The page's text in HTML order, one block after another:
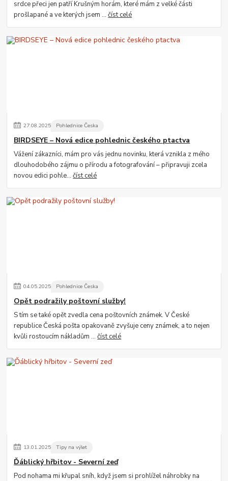
srdce přeci jen patří Krušným horám, které mám z velké části
prošlapané a ve kterých jsem ...číst celé
27.08.2025 Pohlednice Česka
BIRDSEYE – Nová edice pohlednic českého ptactva
Vážení zákazníci, mám pro vás jednu novinku, která vznikla z mého
dlouhodobého zájmu o přírodu a fotografování – připravuji zcela
novou edici pohle...číst celé
04.05.2025 Pohlednice Česka
Opět podražily poštovní služby!
S tím se také opět zvedla cena poštovních známek. V České
republice Česká pošta opakovaně zvyšuje ceny známek, a to nejen
kvůli rostoucím nákladům ...číst celé
13.01.2025 Tipy na výlet
Ďáblický hřbitov - Severní zeď
Pod nohama mi křupal sníh, když jsem si prohlížel náhrobky na